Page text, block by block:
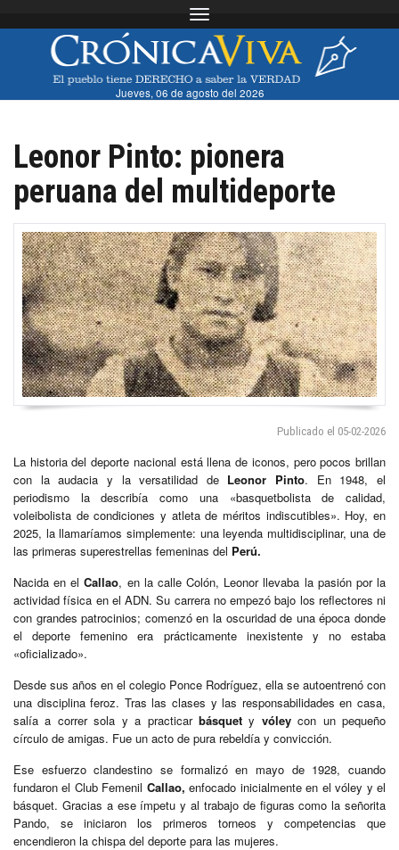
Toggle navigation
Jueves, 06 de agosto del 2026
Leonor Pinto: pionera
peruana del multideporte
Publicado el 05-02-2026
La historia del deporte nacional está llena de iconos, pero pocos brillan
con la audacia y la versatilidad de Leonor Pinto. En 1948, el
periodismo la describía como una «basquetbolista de calidad,
voleibolista de condiciones y atleta de méritos indiscutibles». Hoy, en
2025, la llamaríamos simplemente: una leyenda multidisciplinar, una de
las primeras superestrellas femeninas del Perú.
Nacida en elCallao, en la calle Colón, Leonor llevaba la pasión por la
actividad física en el ADN. Su carrera no empezó bajo los reflectores ni
con grandes patrocinios; comenzó en la oscuridad de una época donde
el deporte femenino era prácticamente inexistente y no estaba
«oficializado».
Desde sus años en el colegio Ponce Rodríguez, ella se autoentrenó con
una disciplina feroz. Tras las clases y las responsabilidades en casa,
salía a correr sola y a practicar básquety vóleycon un pequeño
círculo de amigas. Fue un acto de pura rebeldía y convicción.
Ese esfuerzo clandestino se formalizó en mayo de 1928, cuando
fundaron el Club Femenil Callao, enfocado inicialmente en el vóley y el
básquet. Gracias a ese ímpetu y al trabajo de figuras como la señorita
Pando, se iniciaron los primeros torneos y competencias que
encendieron la chispa del deporte para las mujeres.